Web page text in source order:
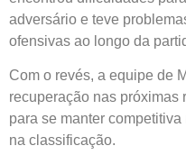
adversário e teve
ofensivas ao longo da
Com o revés, a equipe de
recuperação nas próximas
para se manter
na classificação.